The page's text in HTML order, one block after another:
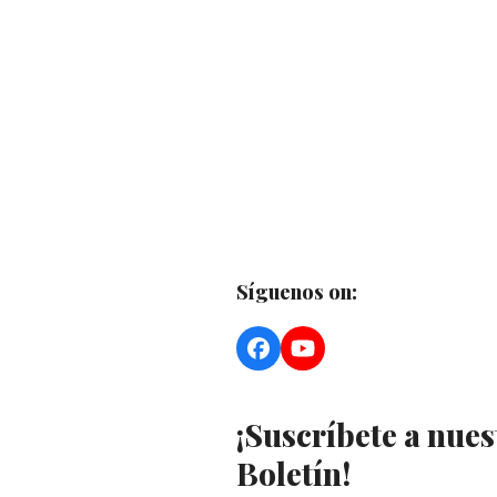
Síguenos on:
Facebook
YouTube
¡Suscríbete a
Boletín!